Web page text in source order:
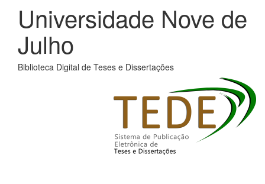
Universidade Nove de
Julho
Biblioteca Digital de Teses e Dissertações